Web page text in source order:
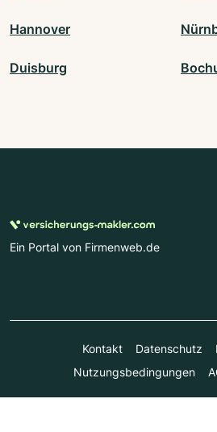
Hannover
Duisburg
Ein Portal von Firmenweb.de
Kontakt Datenschutz
Nutzungsbedingungen